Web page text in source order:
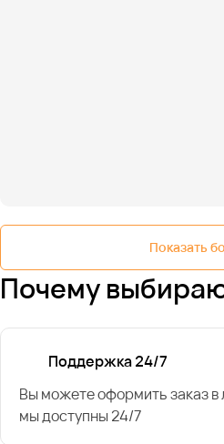
Показать
Почему
Поддержка 24/7
Вы можете оформить заказ
мы доступны 24/7